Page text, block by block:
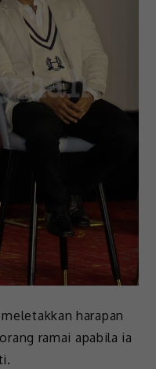
harapan
ramai apabila ia